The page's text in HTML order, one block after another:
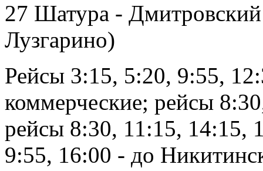
27 Шатура -
Лузгарино)
Рейсы 3:15, 5:20, 9:55,
коммерческие; рейсы
рейсы 8:30, 11:15, 14:15,
9:55, 16:00 - до